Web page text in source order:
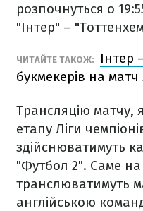
розпочнуться о
"Інтер" –
ЧИТАЙТЕ ТАКОЖ:
Інтер
букмекерів на матч
Трансляцію матчу,
етапу Ліги
здійснюватимуть
"Футбол 2". Саме на
транслюватимуть
англійською